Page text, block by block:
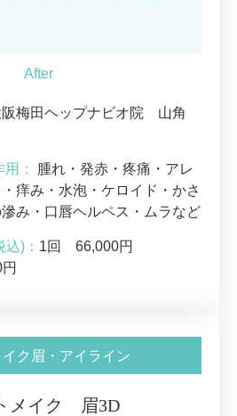
阪梅田ヘップナビオ院 山角
：
腫れ・発赤・疼痛・アレ
痒み・水泡・ケロイド・かさ
み・口唇ヘルペス・ムラなど
)： 1回 66,000円
ク眉・アイライン
メイク 眉3D